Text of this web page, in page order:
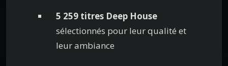
5 259 titres Deep House
sélectionnés pour leur qualité et
leur ambiance